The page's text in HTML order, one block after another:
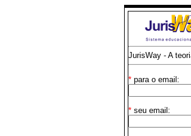
JurisWay - A
*para o email:
*seu email: